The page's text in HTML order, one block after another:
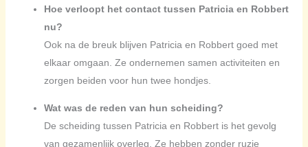
Hoe verloopt het contact tussen Patricia en Robbert
nu?
Ook na de breuk blijven Patricia en Robbert goed met
elkaar omgaan. Ze ondernemen samen activiteiten en
zorgen beiden voor hun twee hondjes.
Wat was de reden van hun scheiding?
De scheiding tussen Patricia en Robbert is het gevolg
van gezamenlijk overleg. Ze hebben zonder ruzie